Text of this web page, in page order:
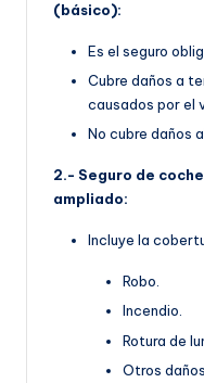
(básico):
Es el seguro
Cubre daños a
causados por el
No cubre daños
2.- Seguro de
ampliado:
Incluye la
Robo.
Incendio.
Rotura de
Otros